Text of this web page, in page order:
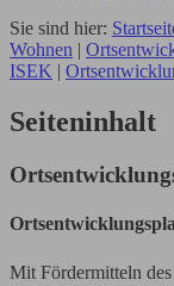
Sie sind hier:
Wohnen |
ISEK |
Seiteninhalt
Mit Fördermitteln